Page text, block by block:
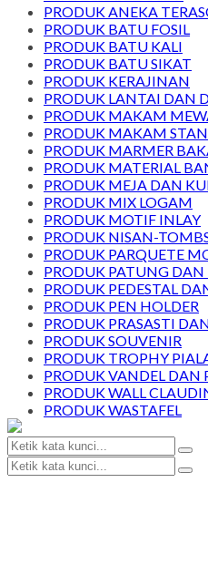
PRODUK ANEKA
PRODUK BATU FOSIL
PRODUK BATU KALI
PRODUK BATU SIKAT
PRODUK KERAJINAN
PRODUK LANTAI DAN
PRODUK MAKAM
PRODUK MAKAM
PRODUK MARMER
PRODUK MATERIAL
PRODUK MEJA DAN
PRODUK MIX LOGAM
PRODUK MOTIF INLAY
PRODUK NISAN-
PRODUK PARQUETE
PRODUK PATUNG DAN
PRODUK PEDESTAL
PRODUK PEN HOLDER
PRODUK PRASASTI
PRODUK SOUVENIR
PRODUK TROPHY
PRODUK VANDEL DAN
PRODUK WALL
PRODUK WASTAFEL